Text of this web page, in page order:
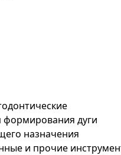
формирования дуги
назначения
и прочие